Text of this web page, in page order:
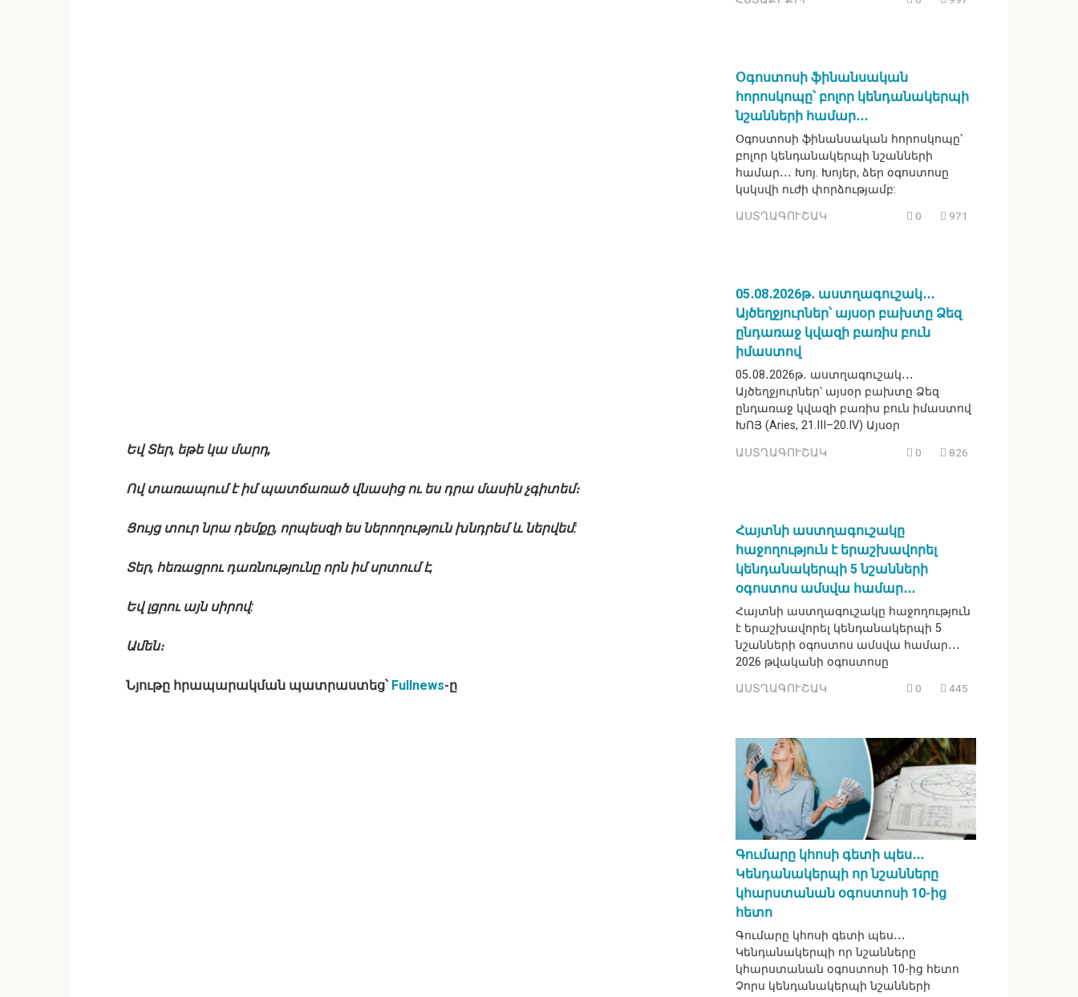
Եվ Տեր, եթե կա մարդ,
Ով տառապում է իմ պատճառած վնասից ուես դրա մասին չգիտեմ։
Ցույց տուր նրա դեմքը, որպեսզի ես ներողություն խնդրեմ և ներվեմ:
Տեր, հեռացրու դառնությունը որն իմ սրտում է,
Եվ լցրու այն սիրով:
Ամեն։
Նյութը հրապարակման պատրաստեց՝ Fullnews-ը
Օգոստոսի ֆինանսական
հորոսկոպը՝ բոլոր կենդանակերպի
նշանների համար․․․
Օգոստոսի ֆինանսական հորոսկոպը՝
բոլոր կենդանակերպի նշանների
համար․․․ Խոյ. Խոյեր, ձեր օգոստոսը
կսկսվի ուժի փորձությամբ:
ԱՍՏՂԱԳՈՒՇԱԿ 0 971
05․08․2026թ․ աստղագուշակ․․․
Այծեղջյուրներ՝ այսօր բախտը Ձեզ
ընդառաջ կվազի բառիս բուն
իմաստով
05․08․2026թ․ աստղագուշակ․․․
Այծեղջյուրներ՝ այսօր բախտը Ձեզ
ընդառաջ կվազի բառիս բուն իմաստով
ԽՈՅ (Aries, 21.III–20.IV) Այսօր
ԱՍՏՂԱԳՈՒՇԱԿ 0 826
Հայտնի աստղագուշակը
հաջողություն է երաշխավորել
կենդանակերպի 5 նշանների
օգոստոս ամսվա համար․․․
Հայտնի աստղագուշակը հաջողություն
է երաշխավորել կենդանակերպի 5
նշանների օգոստոս ամսվա համար․․․
2026 թվականի օգոստոսը
ԱՍՏՂԱԳՈՒՇԱԿ 0 445
Գումարը կհոսի գետի պես․․․
Կենդանակերպի որ նշանները
կհարստանան օգոստոսի 10-ից
հետո
Գումարը կհոսի գետի պես․․․
Կենդանակերպի որ նշանները
կհարստանան օգոստոսի 10-ից հետո
Չորս կենդանակերպի նշանների